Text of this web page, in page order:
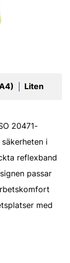
Liten
20471-
i
reflexband
passar
med